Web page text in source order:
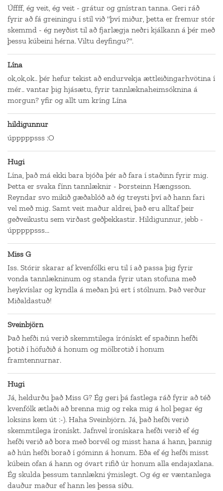
Úffff, ég veit, ég veit - grátur og gnístran tanna. Geri ráð
fyrir að fá greiningu í stíl við "því miður, þetta er fremur stór
skemmd - ég neyðist til að fjarlægja neðri kjálkann á þér með
þessu kúbeini hérna. Viltu deyfingu?".
Lína
ok,ok,ok.. þér hefur tekist að endurvekja ættleiðingarhvötina í
mér.. vantar þig hjásætu, fyrir tannlæknaheimsóknina á
morgun? yfir og allt um kríng Lína
hildigunnur
úpppppsss :O
Hugi
Lína, það má ekki bara bjóða þér að fara í staðinn fyrir mig.
Þetta er svaka fínn tannlæknir - Þorsteinn Hængsson.
Reyndar svo mikið gæðablóð að ég treysti því að hann fari
vel með mig. Samt veit maður aldrei, það eru alltaf þeir
geðveikustu sem virðast geðþekkastir. Hildigunnur, jebb -
úpppppsss...
Miss G
Iss. Stórir skarar af kvenfólki eru til í að passa þig fyrir
vonda tannlækninum og standa fyrir utan stofuna með
heykvíslar og kyndla á meðan þú ert í stólnum. Það verður
Miðaldastuð!
Sveinbjörn
Það hefði nú verið skemmtilega írónískt ef spaðinn hefði
þotið í höfuðið á honum og mölbrotið í honum
framtennurnar.
Hugi
Já, heldurðu það Miss G? Ég geri þá fastlega ráð fyrir að téð
kvenfólk ætlaði að brenna mig og reka mig á hol þegar ég
loksins kem út :-). Haha Sveinbjörn. Já, það hefði verið
skemmtilega íronískt. Jafnvel íronískara hefði verið ef ég
hefði verið að bora með borvél og misst hana á hann, þannig
að hún hefði borað í góminn á honum. Eða ef ég hefði misst
kúbein ofan á hann og óvart rifið úr honum alla endajaxlana.
Ég skulda þessum tannlækni ýmislegt. Og ég er væntanlega
dauður maður ef hann les þessa síðu.